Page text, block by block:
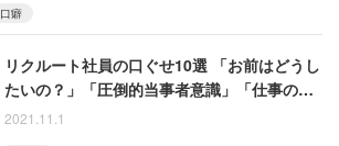
口癖
リクルート社員の口ぐせ10選 「お前はどうし
たいの？」「圧倒的当事者意識」「仕事の報
酬は仕事」
2021.11.1